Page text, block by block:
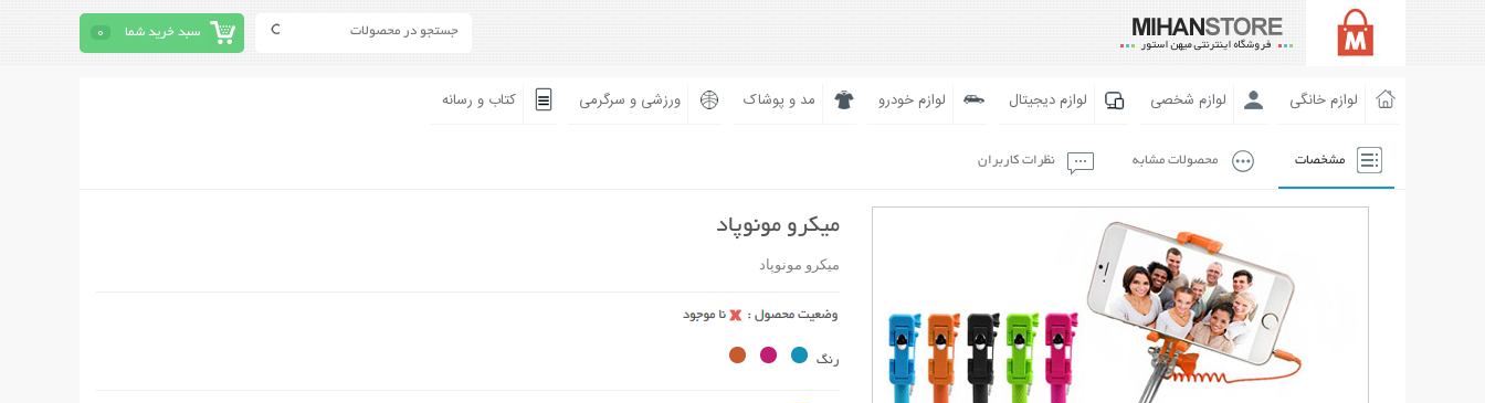
سبد خرید شما 0
لوازم خانگی لوازم شخصی لوازم دیجیتال لوازم خودرو مد و پوشاک ورزشی و سرگرمی کتاب و رسانه
مشخصات محصولات مشابه نظرات کاربران
میکرو مونوپاد
میکرو مونوپاد
رنگ